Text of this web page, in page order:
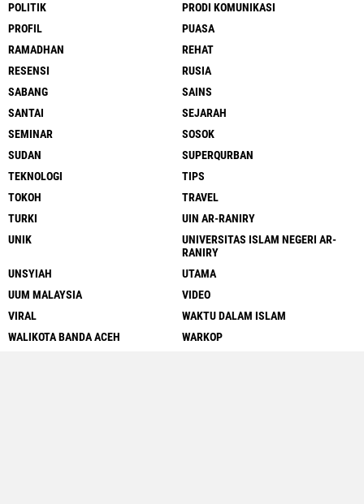
POLITIK
PRODI KOMUNIKASI
PROFIL
PUASA
RAMADHAN
REHAT
RESENSI
RUSIA
SABANG
SAINS
SANTAI
SEJARAH
SEMINAR
SOSOK
SUDAN
SUPERQURBAN
TEKNOLOGI
TIPS
TOKOH
TRAVEL
TURKI
UIN AR-RANIRY
UNIK
UNIVERSITAS ISLAM NEGERI AR-
RANIRY
UNSYIAH
UTAMA
UUM MALAYSIA
VIDEO
VIRAL
WAKTU DALAM ISLAM
WALIKOTA BANDA ACEH
WARKOP